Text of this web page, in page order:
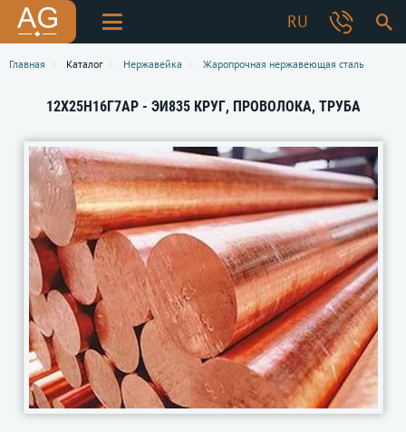
RU
Главная Каталог Нержавейка Жаропрочная нержавеющая сталь
12Х25Н16Г7АР - ЭИ835 КРУГ, ПРОВОЛОКА, ТРУБА